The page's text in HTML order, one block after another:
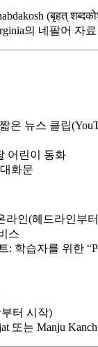
(बृहत्
의 네팔어 자
은 뉴스 클립
어린이 동화
화문
라인(헤드라인부
스
: 학습자를 위한
터 시작)
또는 Manju